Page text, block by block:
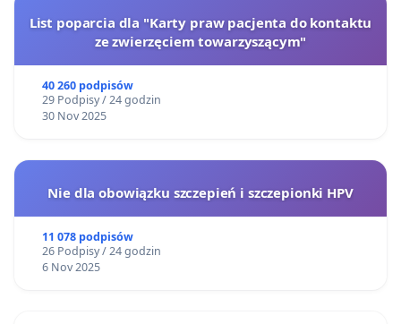
List poparcia dla "Karty praw pacjenta do kontaktu
ze zwierzęciem towarzyszącym"
40 260 podpisów
29 Podpisy / 24 godzin
30 Nov 2025
Nie dla obowiązku szczepień i szczepionki HPV
11 078 podpisów
26 Podpisy / 24 godzin
6 Nov 2025